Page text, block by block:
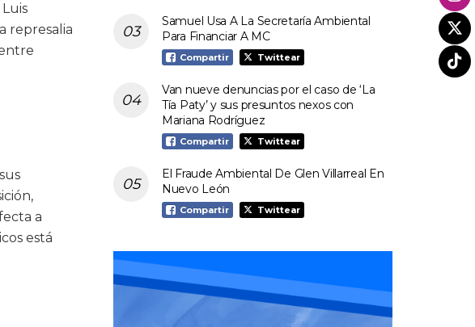
represalia
a
está
Samuel Usa A La Secretaría Ambiental
Para Financiar A MC
Compartir Twittear
Van nueve denuncias por el caso de ‘La
Tía Paty’ y sus presuntos nexos con
Mariana Rodríguez
Compartir Twittear
El Fraude Ambiental De Glen Villarreal En
Nuevo León
Compartir Twittear